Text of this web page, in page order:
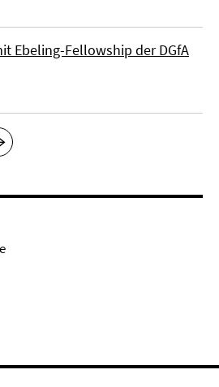
Ebeling-Fellowship der DGfA